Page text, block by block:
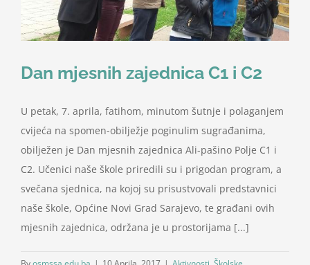
Učenici
Vijeće roditelja
Kontakt
Dan mjesnih zajednica C1 i C2
U petak, 7. aprila, fatihom, minutom šutnje i polaganjem
cvijeća na spomen-obilježje poginulim sugrađanima,
obilježen je Dan mjesnih zajednica Ali-pašino Polje C1 i
C2. Učenici naše škole priredili su i prigodan program, a
svečana sjednica, na kojoj su prisustvovali predstavnici
naše škole, Općine Novi Grad Sarajevo, te građani ovih
mjesnih zajednica, održana je u prostorijama [...]